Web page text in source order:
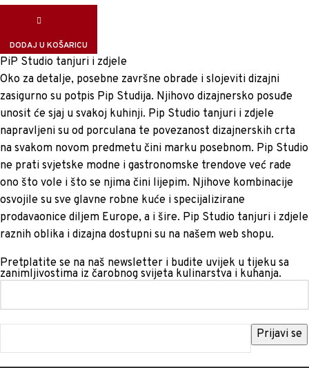
DODAJ U KOŠARICU
PiP Studio tanjuri i zdjele
Oko za detalje, posebne završne obrade i slojeviti dizajni
zasigurno su potpis Pip Studija. Njihovo dizajnersko posuđe
unosit će sjaj u svakoj kuhinji. Pip Studio tanjuri i zdjele
napravljeni su od porculana te povezanost dizajnerskih crta
na svakom novom predmetu čini marku posebnom. Pip Studio
ne prati svjetske modne i gastronomske trendove već rade
ono što vole i što se njima čini lijepim. Njihove kombinacije
osvojile su sve glavne robne kuće i specijalizirane
prodavaonice diljem Europe, a i šire. Pip Studio tanjuri i zdjele
raznih oblika i dizajna dostupni su na našem web shopu.
Pretplatite se na naš newsletter i budite uvijek u tijeku sa
zanimljivostima iz čarobnog svijeta kulinarstva i kuhanja.